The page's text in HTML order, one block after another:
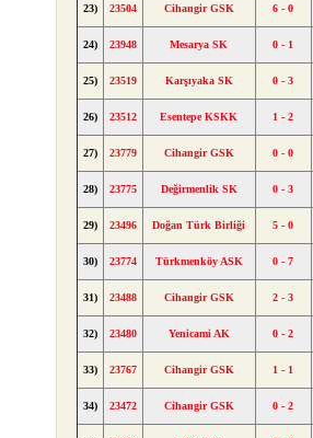
23) 23504 Cihangir GSK 6 - 0
24) 23948 Mesarya SK 0 - 1
25) 23519 Karşıyaka SK 0 - 3
26) 23512 Esentepe KSKK 1 - 2
27) 23779 Cihangir GSK 0 - 0
28) 23775 Değirmenlik SK 0 - 3
29) 23496 Doğan Türk Birliği 5 - 0
30) 23774 Türkmenköy ASK 0 - 7
31) 23488 Cihangir GSK 2 - 3
32) 23480 Yenicami AK 0 - 2
33) 23767 Cihangir GSK 1 - 1
34) 23472 Cihangir GSK 0 - 2